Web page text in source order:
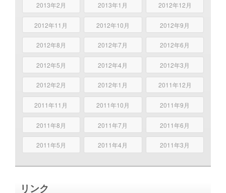
2013年2月 2013年1月 2012年12月
2012年11月 2012年10月 2012年9月
2012年8月 2012年7月 2012年6月
2012年5月 2012年4月 2012年3月
2012年2月 2012年1月 2011年12月
2011年11月 2011年10月 2011年9月
2011年8月 2011年7月 2011年6月
2011年5月 2011年4月 2011年3月
リンク